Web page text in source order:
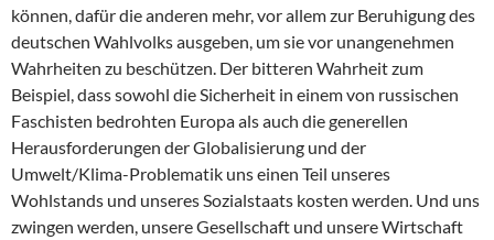
können, dafür die anderen mehr, vor allem zur Beruhigung des
deutschen Wahlvolks ausgeben, um sie vor unangenehmen
Wahrheiten zu beschützen. Der bitteren Wahrheit zum
Beispiel, dass sowohl die Sicherheit in einem von russischen
Faschisten bedrohten Europa als auch die generellen
Herausforderungen der Globalisierung und der
Umwelt/Klima-Problematik uns einen Teil unseres
Wohlstands und unseres Sozialstaats kosten werden. Und uns
zwingen werden, unsere Gesellschaft und unsere Wirtschaft